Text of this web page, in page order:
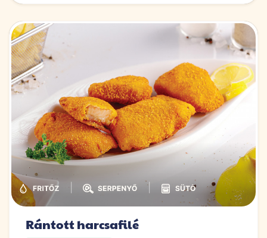
|
Rántott harcsafilé